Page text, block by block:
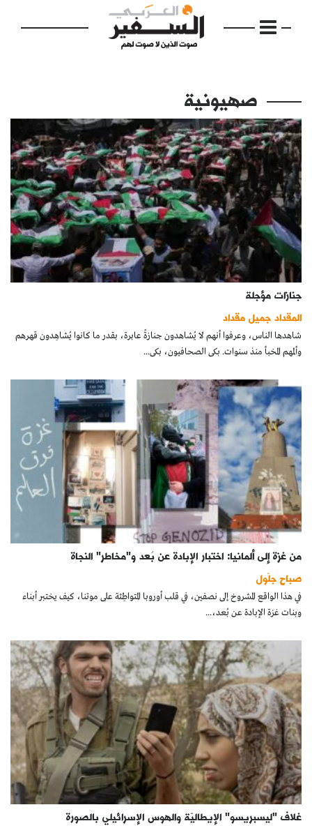
الرئيسية
مواضيع
إفتتاحية
فكرة
دفاتر
بالصورة
كتّابنا
الأرشيف
صهيونية
جنازات مؤجلة
المقداد جميل مقداد
شاهدها الناس، وعرفوا أنهم لا يُشاهدون جنازةً عابرة، بقدر ما كانوا يُشاهِدون قهرهم
وألمهم المخبأ منذ سنوات. بكى الصحافيون، بكى...
من غزة إلى ألمانيا: اختبار الإبادة عن بُعد و"مخاطر" النجاة
صباح جلّول
في هذا الواقع المشروخ إلى نصفين، في قلب أوروبا المتواطِئة على موتنا، كيف يختبر أبناء
وبنات غزة الإبادة عن بُعد،...
غلاف "ليسبريسو" الإيطاليّة والهوس الإسرائيلي بالصورة